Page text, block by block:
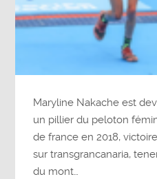
Maryline Nakache est
un pillier du peloton
de france en 2018,
sur transgrancanaria,
du mont…